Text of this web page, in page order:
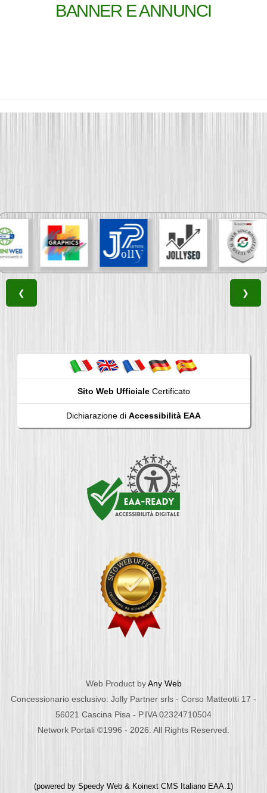
BANNER E ANNUNCI
❮ ❯
Sito Web UfficialeCertificato
Dichiarazione di Accessibilità EAA
Web Product byAny Web
Concessionario esclusivo: Jolly Partner srls - Corso Matteotti 17 -
56021 Cascina Pisa - P.IVA 02324710504
Network Portali ©1996 - 2026. All Rights Reserved.
(powered by Speedy Web & Koinext CMS Italiano EAA.1)